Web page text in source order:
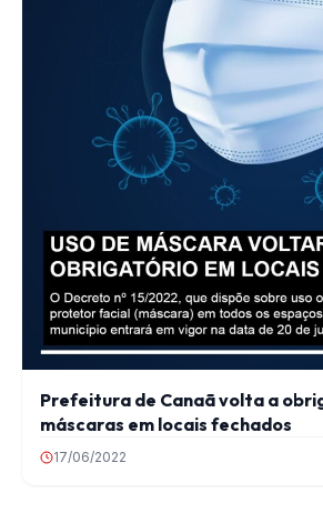
Prefeitura de Canaã volta a
máscaras em locais fechados
17/06/2022